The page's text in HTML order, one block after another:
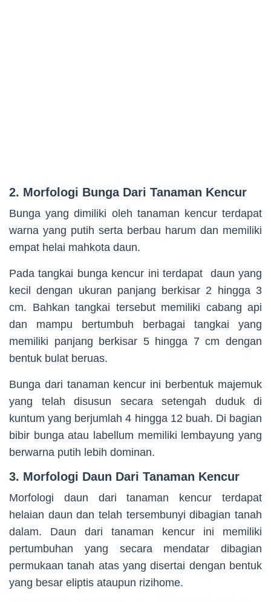
2. Morfologi Bunga Dari Tanaman Kencur
Bunga yang dimiliki oleh tanaman kencur terdapat
warna yang putih serta berbau harum dan memiliki
empat helai mahkota daun.
Pada tangkai bunga kencur ini terdapat daun yang
kecil dengan ukuran panjang berkisar 2 hingga 3
cm. Bahkan tangkai tersebut memiliki cabang api
dan mampu bertumbuh berbagai tangkai yang
memiliki panjang berkisar 5 hingga 7 cm dengan
bentuk bulat beruas.
Bunga dari tanaman kencur ini berbentuk majemuk
yang telah disusun secara setengah duduk di
kuntum yang berjumlah 4 hingga 12 buah. Di bagian
bibir bunga atau labellum memiliki lembayung yang
berwarna putih lebih dominan.
3. Morfologi Daun Dari Tanaman Kencur
Morfologi daun dari tanaman kencur terdapat
helaian daun dan telah tersembunyi dibagian tanah
dalam. Daun dari tanaman kencur ini memiliki
pertumbuhan yang secara mendatar dibagian
permukaan tanah atas yang disertai dengan bentuk
yang besar eliptis ataupun rizihome.